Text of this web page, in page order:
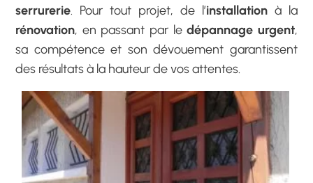
serrurerie. Pour tout projet, de l’installationà la
rénovation, en passant par ledépannage urgent,
sa compétence et son dévouement garantissent
des résultats à la hauteur de vos attentes.